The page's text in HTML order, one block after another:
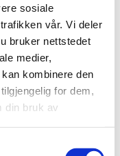
sosiale
vår. Vi deler
bruker nettstedet
medier,
kombinere den
for dem,
din bruk av